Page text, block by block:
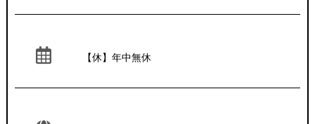
【休】年中無休